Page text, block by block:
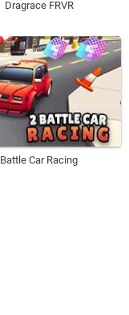
Dragrace FRVR
Battle Car Racing